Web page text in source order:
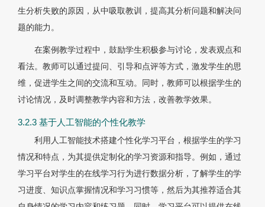
生分析失败的原因，从中吸取教训，提高其分析问题和解决问
题的能力。
在案例教学过程中，鼓励学生积极参与讨论，发表观点和
看法。教师可以通过提问、引导和点评等方式，激发学生的思
维，促进学生之间的交流和互动。同时，教师可以根据学生的
讨论情况，及时调整教学内容和方法，改善教学效果。
3.2.3 基于人工智能的个性化教学
利用人工智能技术搭建个性化学习平台，根据学生的学习
情况和特点，为其提供定制化的学习资源和指导。例如，通过
学习平台对学生的在线学习行为进行数据分析，了解学生的学
习进度、知识点掌握情况和学习习惯等，然后为其推荐适合其